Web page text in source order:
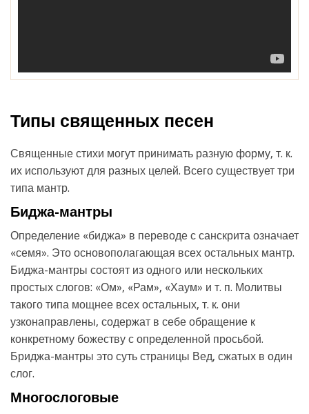
Типы священных песен
Священные стихи могут принимать разную форму, т. к.
их используют для разных целей. Всего существует три
типа мантр.
Биджа-мантры
Определение «биджа» в переводе с санскрита означает
«семя». Это основополагающая всех остальных мантр.
Биджа-мантры состоят из одного или нескольких
простых слогов: «Ом», «Рам», «Хаум» и т. п. Молитвы
такого типа мощнее всех остальных, т. к. они
узконаправлены, содержат в себе обращение к
конкретному божеству с определенной просьбой.
Бриджа-мантры это суть страницы Вед, сжатых в один
слог.
Многослоговые